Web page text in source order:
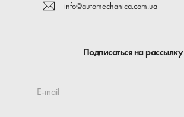
info@automechanica.com.ua
Подписаться на рассылку
E-mail